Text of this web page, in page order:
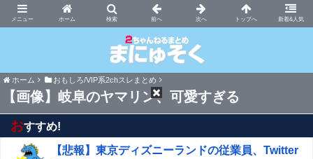
ホーム 新着&人気
まにゅそく 2chまとめニュース速報VIP
ホーム おもしろ/VIP系2chスレまとめ
【画像】岐阜のヤマリン、可愛すぎる
おすすめ!
【悲報】東京ディズニーランドの従業員、Twitter